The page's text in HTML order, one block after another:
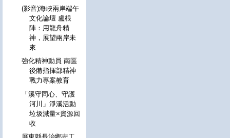
(影音)海峽兩岸端午
文化論壇 盧根
陣：用龍舟精
神，展望兩岸未
來
強化精神動員 南區
後備指揮部精神
戰力專案教育
「溪守同心、守護
河川」淨溪活動
垃圾減量×資源回
收